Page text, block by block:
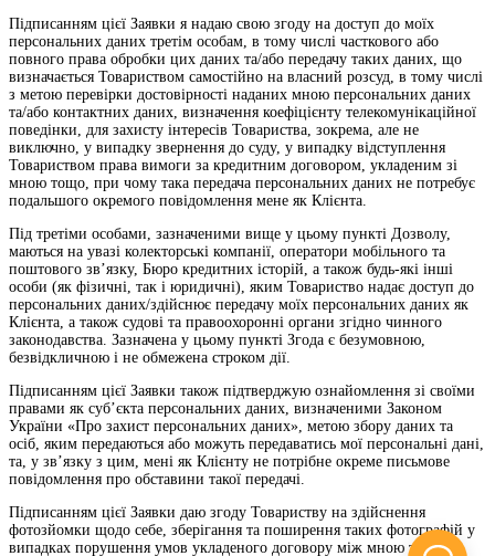
Підписанням цієї Заявки я надаю свою згоду на доступ до моїх
персональних даних третім особам, в тому числі часткового або
повного права обробки цих даних та/або передачу таких даних, що
визначається Товариством самостійно на власний розсуд, в тому числі
з метою перевірки достовірності наданих мною персональних даних
та/або контактних даних, визначення коефіцієнту телекомунікаційної
поведінки, для захисту інтересів Товариства, зокрема, але не
виключно, у випадку звернення до суду, у випадку відступлення
Товариством права вимоги за кредитним договором, укладеним зі
мною тощо, при чому така передача персональних даних не потребує
подальшого окремого повідомлення мене як Клієнта.
Під третіми особами, зазначеними вище у цьому пункті Дозволу,
маються на увазі колекторські компанії, оператори мобільного та
поштового зв’язку, Бюро кредитних історій, а також будь-які інші
особи (як фізичні, так і юридичні), яким Товариство надає доступ до
персональних даних/здійснює передачу моїх персональних даних як
Клієнта, а також судові та правоохоронні органи згідно чинного
законодавства. Зазначена у цьому пункті Згода є безумовною,
безвідкличною і не обмежена строком дії.
Підписанням цієї Заявки також підтверджую ознайомлення зі своїми
правами як суб’єкта персональних даних, визначеними Законом
України «Про захист персональних даних», метою збору даних та
осіб, яким передаються або можуть передаватись мої персональні дані,
та, у зв’язку з цим, мені як Клієнту не потрібне окреме письмове
повідомлення про обставини такої передачі.
Підписанням цієї Заявки даю згоду Товариству на здійснення
фотозйомки щодо себе, зберігання та поширення таких фотографій у
випадках порушення умов укладеного договору між мною та